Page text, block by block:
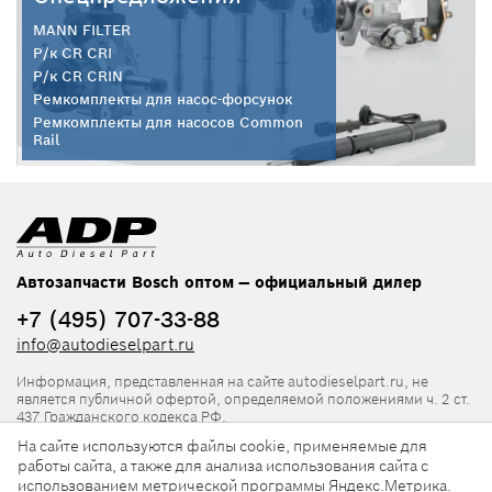
MANN FILTER
Р/к CR CRI
Р/к CR CRIN
Ремкомплекты для насос-форсунок
Ремкомплекты для насосов Common
Rail
Автозапчасти Bosch оптом — официальный дилер
+7 (495) 707-33-88
info@autodieselpart.ru
Информация, представленная на сайте autodieselpart.ru, не
является публичной офертой, определяемой положениями ч. 2 ст.
437 Гражданского кодекса РФ.
Нормативная документация
На сайте используются файлы cookie, применяемые для
работы сайта, а также для анализа использования сайта с
использованием метрической программы Яндекс.Метрика.